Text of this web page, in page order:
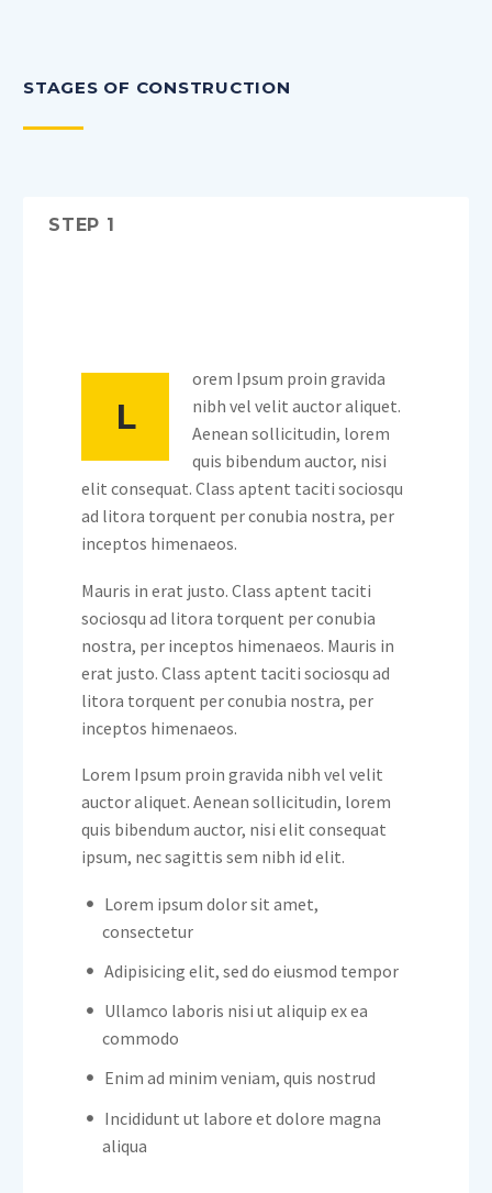
STAGES OF CONSTRUCTION
STEP 1
L
orem Ipsum proin gravida
nibh vel velit auctor aliquet.
Aenean sollicitudin, lorem
quis bibendum auctor, nisi
elit consequat. Class aptent taciti sociosqu
ad litora torquent per conubia nostra, per
inceptos himenaeos.
Mauris in erat justo. Class aptent taciti
sociosqu ad litora torquent per conubia
nostra, per inceptos himenaeos. Mauris in
erat justo. Class aptent taciti sociosqu ad
litora torquent per conubia nostra, per
inceptos himenaeos.
Lorem Ipsum proin gravida nibh vel velit
auctor aliquet. Aenean sollicitudin, lorem
quis bibendum auctor, nisi elit consequat
ipsum, nec sagittis sem nibh id elit.
Lorem ipsum dolor sit amet,
consectetur
Adipisicing elit, sed do eiusmod tempor
Ullamco laboris nisi ut aliquip ex ea
commodo
Enim ad minim veniam, quis nostrud
Incididunt ut labore et dolore magna
aliqua